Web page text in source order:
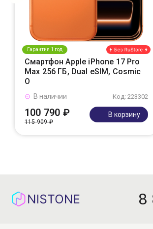
Гарантия 1 год
Смартфон Apple iPhone 17 Pro
Max 256 ГБ, Dual eSIM, Cosmic
O
Код: 223302
В наличии
100 790 ₽
115 909 ₽
В корзину
8